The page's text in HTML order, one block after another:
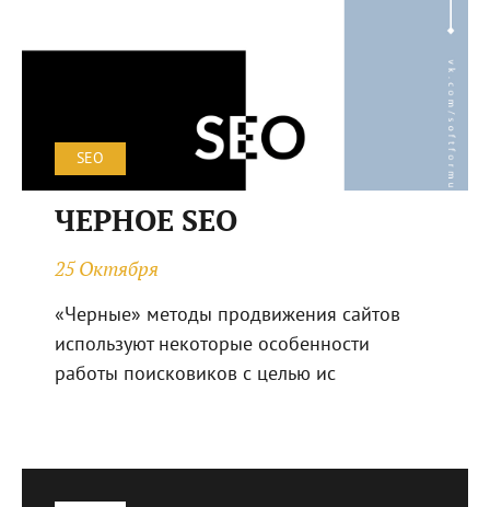
SEO
ЧЕРНОЕ SEO
25 Октября
«Черные» методы продвижения сайтов
используют некоторые особенности
работы поисковиков с целью ис